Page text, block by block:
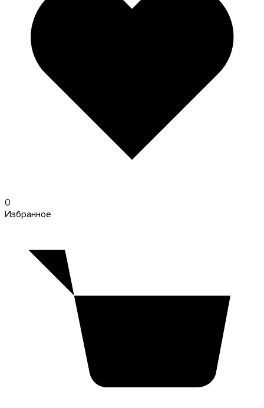
0
Избранное